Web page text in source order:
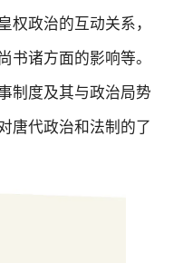
权政治的互动关系，
书诸方面的影响等。
制度及其与政治局势
唐代政治和法制的了